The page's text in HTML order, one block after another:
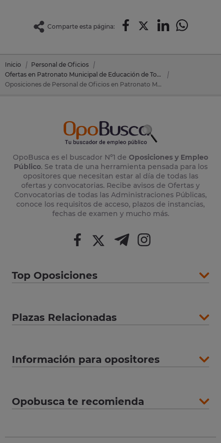
Comparte esta página:
Inicio
Personal de Oficios
Ofertas en Patronato Municipal de Educación de Torrelavega
Oposiciones de Personal de Oficios en Patronato Municipal de Educación de Torrelavega (Cantabria)
OpoBusca es el buscador Nº1 de Oposiciones y Empleo
Público. Se trata de una herramienta pensada para los
opositores que necesitan estar al día de todas las
ofertas y convocatorias. Recibe avisos de Ofertas y
Convocatorias de todas las Administraciones Públicas,
conoce los requisitos de acceso, plazos de instancias,
fechas de examen y mucho más.
Top Oposiciones
Plazas Relacionadas
Información para opositores
Opobusca te recomienda